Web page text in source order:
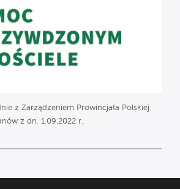
z Zarządzeniem Prowincjała Polskiej
z dn. 1.09.2022 r.